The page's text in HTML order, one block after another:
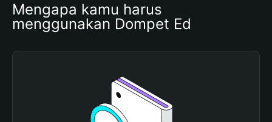
Mengapa kamu harus
menggunakan Dompet Ed